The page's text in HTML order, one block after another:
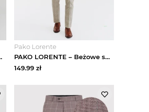
6G-003-W-S
Pako Lorente
PAKO LORENTE – Beżowe spodnie męskie w kratę
149.99 zł